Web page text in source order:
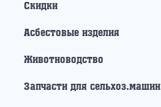
Скидки
Асбестовые изделия
Животноводство
Запчасти для сельхоз.машин